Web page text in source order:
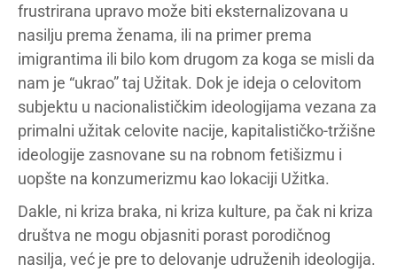
frustrirana upravo može biti eksternalizovana u
nasilju prema ženama, ili na primer prema
imigrantima ili bilo kom drugom za koga se misli da
nam je “ukrao” taj Užitak. Dok je ideja o celovitom
subjektu u nacionalističkim ideologijama vezana za
primalni užitak celovite nacije, kapitalističko-tržišne
ideologije zasnovane su na robnom fetišizmu i
uopšte na konzumerizmu kao lokaciji Užitka.
Dakle, ni kriza braka, ni kriza kulture, pa čak ni kriza
društva ne mogu objasniti porast porodičnog
nasilja, već je pre to delovanje udruženih ideologija.